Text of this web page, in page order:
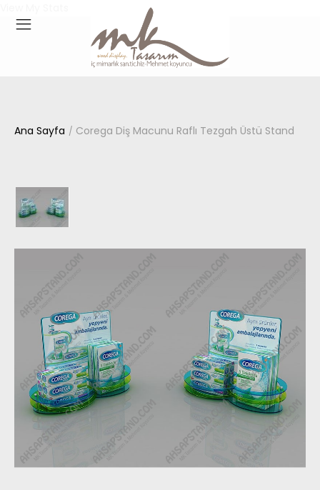
Ana Sayfa Corega Diş Macunu Raflı Tezgah Üstü Stand